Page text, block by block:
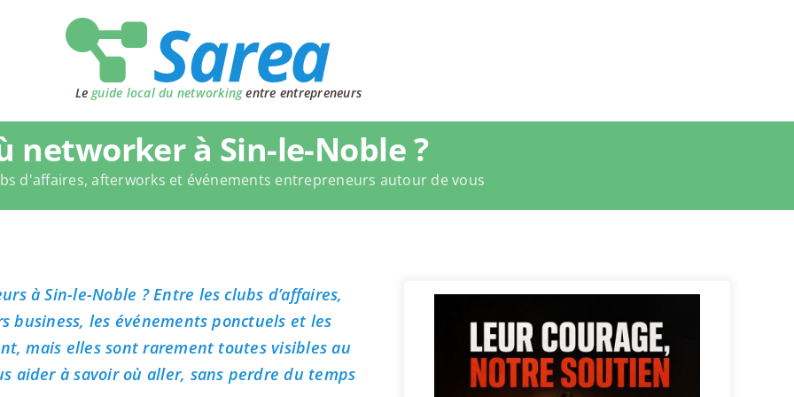
Le guide local du networkingentre entrepreneurs
networker à Sin-le-Noble ?
d'affaires, afterworks et événements entrepreneurs autour de vous
à Sin-le-Noble ? Entre les clubs d’affaires,
business, les événements ponctuels et les
mais elles sont rarement toutes visibles au
aider à savoir où aller, sans perdre du temps